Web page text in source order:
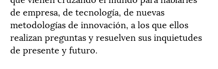
de empresa, de tecnología, de nuevas
metodologías de innovación, a los que ellos
realizan preguntas y resuelven sus inquietudes
de presente y futuro.